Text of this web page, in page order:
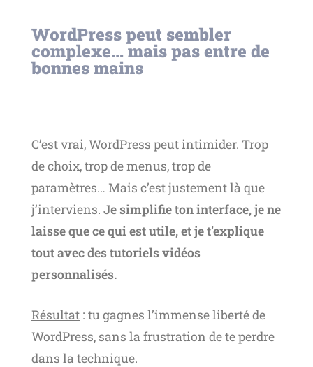
WordPress peut sembler
complexe… mais pas entre de
bonnes mains
C’est vrai, WordPress peut intimider. Trop
de choix, trop de menus, trop de
paramètres… Mais c’est justement là que
j’interviens. Je simplifie ton interface, je ne
laisse que ce qui est utile, et je t’explique
tout avec des tutoriels vidéos
personnalisés.
Résultat : tu gagnes l’immense liberté de
WordPress, sans la frustration de te perdre
dans la technique.